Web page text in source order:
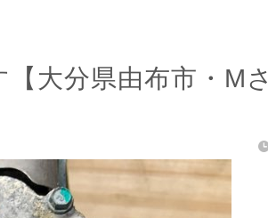
大分県由布市・Mさ